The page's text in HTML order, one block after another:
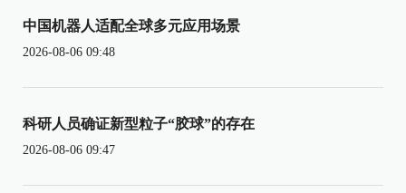
中国机器人适配全球多元应用场景
2026-08-06 09:48
科研人员确证新型粒子“胶球”的存在
2026-08-06 09:47